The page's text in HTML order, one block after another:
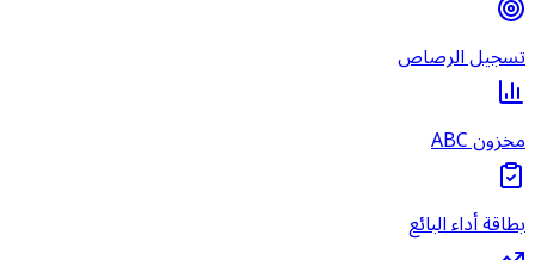
تسجيل الرصاص
مخزون ABC
بطاقة أداء البائع